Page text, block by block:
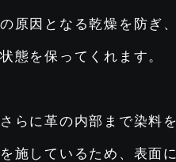
の原因となる乾燥を防ぎ、
状態を保ってくれます。
さらに革の内部まで染料
を施しているため、 表面